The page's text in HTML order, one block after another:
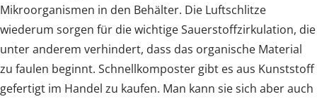
Mikroorganismen in den Behälter. Die Luftschlitze
wiederum sorgen für die wichtige Sauerstoffzirkulation, die
unter anderem verhindert, dass das organische Material
zu faulen beginnt. Schnellkomposter gibt es aus Kunststoff
gefertigt im Handel zu kaufen. Man kann sie sich aber auch